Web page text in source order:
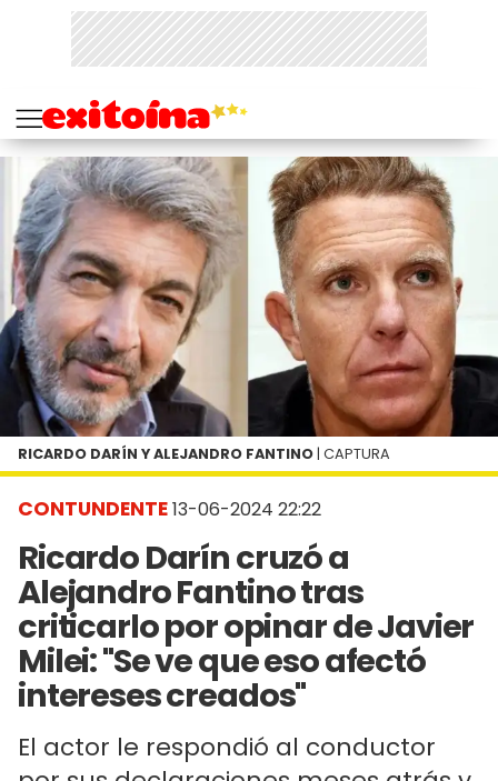
CONTUNDENTE13-06-2024 22:22
Ricardo Darín cruzó a
Alejandro Fantino tras
criticarlo por opinar de Javier
Milei: "Se ve que eso afectó
intereses creados"
El actor le respondió al conductor
RICARDO DARÍN Y ALEJANDRO FANTINO | CAPTURA